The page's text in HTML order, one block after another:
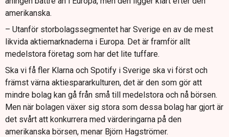
amerikanska.
– Utanför storbolagssegmentet har Sverige en av de mest
likvida aktiemarknaderna i Europa. Det är framför allt
medelstora företag som har det lite tuffare.
Ska vi få fler Klarna och Spotify i Sverige ska vi först och
främst värna aktiespararkulturen, det är den som gör att
mindre bolag kan gå från små till medelstora och nå börsen.
Men när bolagen växer sig stora som dessa bolag har gjort är
det svårt att konkurrera med värderingarna på den
amerikanska börsen, menar Björn Hagströmer.